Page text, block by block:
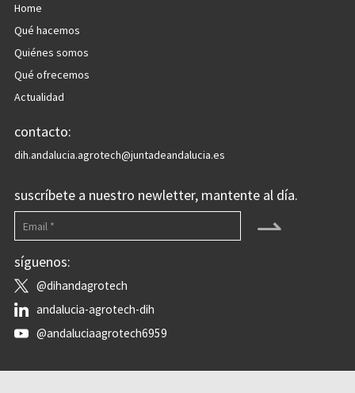
Home
Qué hacemos
Quiénes somos
Qué ofrecemos
Actualidad
contacto:
dih.andalucia.agrotech@juntadeandalucia.es
suscríbete a nuestro newletter, mantente al día.
⇀
síguenos:
@dihandagrotech
andalucia-agrotech-dih
@andaluciaagrotech6959